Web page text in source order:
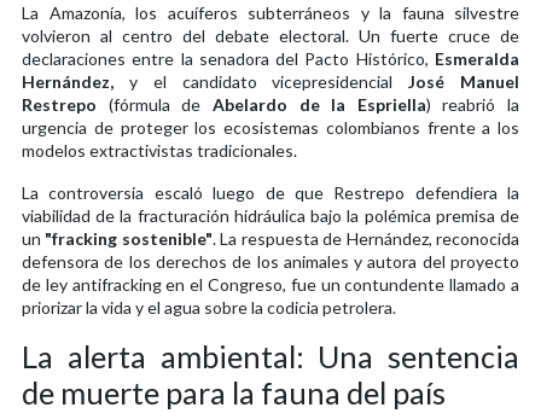
La Amazonía, los acuíferos subterráneos y la fauna silvestre
volvieron al centro del debate electoral. Un fuerte cruce de
declaraciones entre la senadora del Pacto Histórico, Esmeralda
Hernández, y el candidato vicepresidencial José Manuel
Restrepo (fórmula de Abelardo de la Espriella) reabrió la
urgencia de proteger los ecosistemas colombianos frente a los
modelos extractivistas tradicionales.
La controversia escaló luego de que Restrepo defendiera la
viabilidad de la fracturación hidráulica bajo la polémica premisa de
un "fracking sostenible". La respuesta de Hernández, reconocida
defensora de los derechos de los animales y autora del proyecto
de ley antifracking en el Congreso, fue un contundente llamado a
priorizar la vida y el agua sobre la codicia petrolera.
La alerta ambiental: Una sentencia
de muerte para la fauna del país